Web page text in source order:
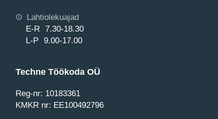
Lahtiolekuajad
E-R 7.30-18.30
L-P 9.00-17.00
Techne Töökoda OÜ
Reg-nr: 10183361
KMKR nr: EE100492796